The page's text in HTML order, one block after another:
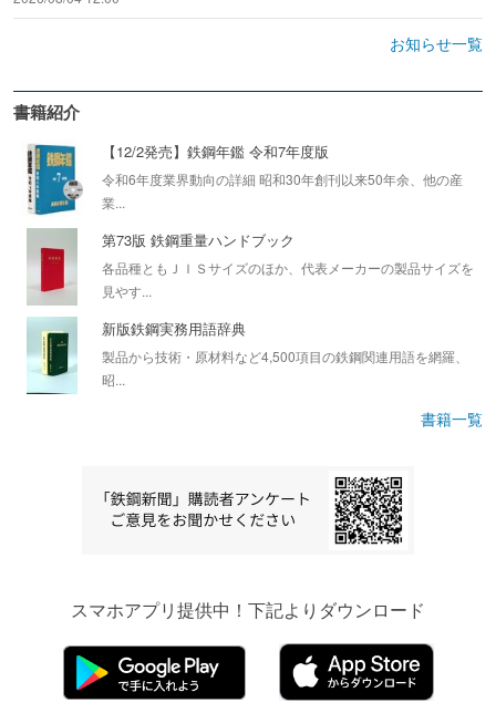
お知らせ一覧
書籍紹介
【12/2発売】鉄鋼年鑑 令和7年度版
令和6年度業界動向の詳細 昭和30年創刊以来50年余、他の産
業...
第73版 鉄鋼重量ハンドブック
各品種ともＪＩＳサイズのほか、代表メーカーの製品サイズを
見やす...
新版鉄鋼実務用語辞典
製品から技術・原材料など4,500項目の鉄鋼関連用語を網羅、
昭...
書籍一覧
スマホアプリ提供中！下記よりダウンロード